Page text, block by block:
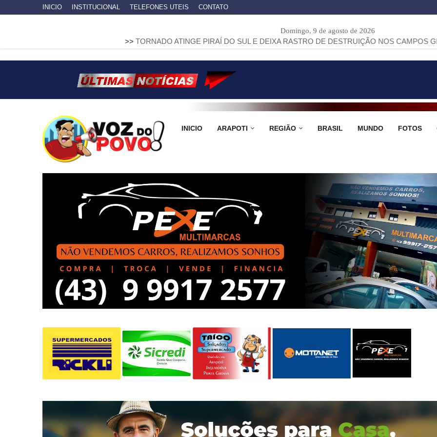
INICIO INSTITUCIONAL TELEFONES UTEIS CONTATO
Domingo, 9 de agosto de 2026
TORNADO ATINGE PIRAÍ DO SUL E DEIXA RASTRO DE DESTRUIÇÃO NOS CAMPOS GERAIS >>
INICIO ARAPOTI REGIÃO BRASIL MUNDO FOTOS